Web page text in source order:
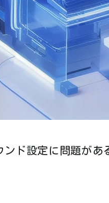
ンド設定に問題が